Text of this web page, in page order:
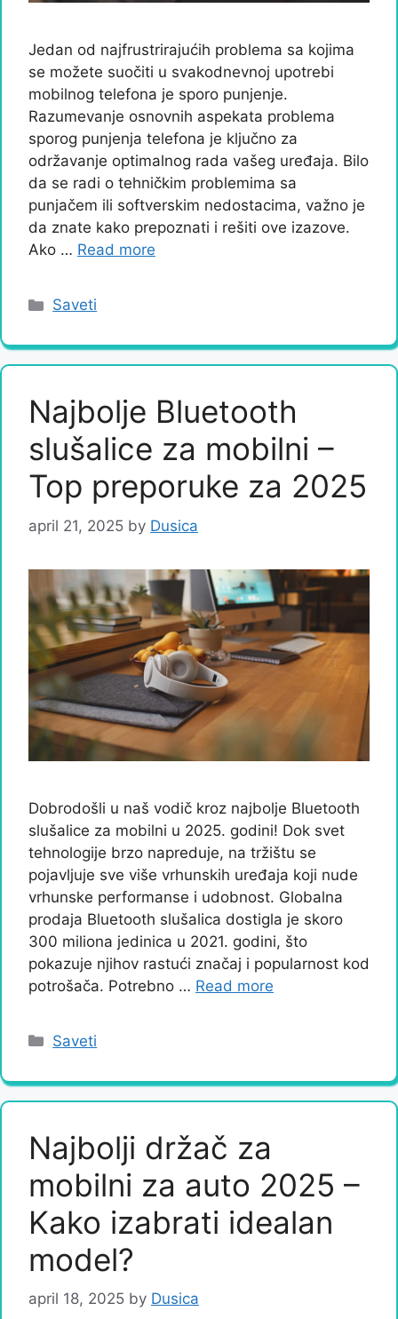
Jedan od najfrustrirajućih problema sa kojima
se možete suočiti u svakodnevnoj upotrebi
mobilnog telefona je sporo punjenje.
Razumevanje osnovnih aspekata problema
sporog punjenja telefona je ključno za
održavanje optimalnog rada vašeg uređaja. Bilo
da se radi o tehničkim problemima sa
punjačem ili softverskim nedostacima, važno je
da znate kako prepoznati i rešiti ove izazove.
Ako … Read more
Categories
Saveti
Najbolje Bluetooth
slušalice za mobilni –
Top preporuke za 2025
april 21, 2025 by Dusica
Dobrodošli u naš vodič kroz najbolje Bluetooth
slušalice za mobilni u 2025. godini! Dok svet
tehnologije brzo napreduje, na tržištu se
pojavljuje sve više vrhunskih uređaja koji nude
vrhunske performanse i udobnost. Globalna
prodaja Bluetooth slušalica dostigla je skoro
300 miliona jedinica u 2021. godini, što
pokazuje njihov rastući značaj i popularnost kod
potrošača. Potrebno … Read more
Categories
Saveti
Najbolji držač za
mobilni za auto 2025 –
Kako izabrati idealan
model?
april 18, 2025 by Dusica